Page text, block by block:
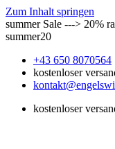
Zum Inhalt springen
summer Sale ---> 20%
summer20
+43 650 8070564
kostenloser
kostenloser